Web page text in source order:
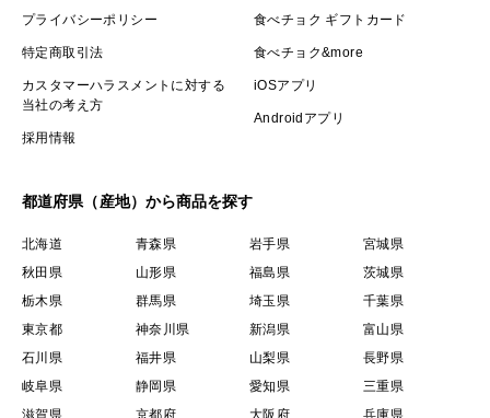
プライバシーポリシー
特定商取引法
カスタマーハラスメントに対する
当社の考え方
採用情報
食べチョク ギフトカード
食べチョク&more
iOSアプリ
Androidアプリ
都道府県（産地）から商品を探す
北海道 青森県 岩手県
宮城県
秋田県
山形県 福島県
茨城県
栃木県
群馬県 埼玉県
千葉県
東京都
神奈川県 新潟県
富山県
石川県
福井県 山梨県
長野県
岐阜県
静岡県 愛知県
三重県
滋賀県
京都府 大阪府 兵庫県